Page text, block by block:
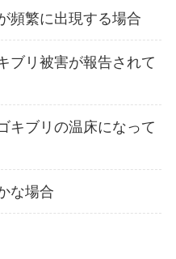
頻繁に出現する場合
ブリ被害が報告されて
キブリの温床になって
な場合